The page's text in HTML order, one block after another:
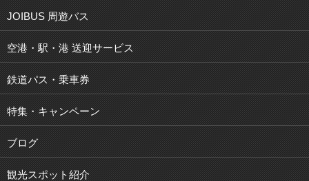
JOIBUS 周遊バス
空港・駅・港 送迎サービス
鉄道パス・乗車券
特集・キャンペーン
ブログ
観光スポット紹介